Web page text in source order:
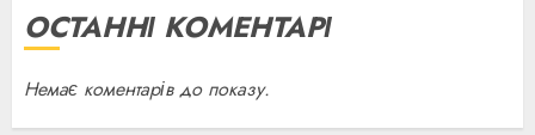
ОСТАННІ КОМЕНТАРІ
Немає коментарів до показу.